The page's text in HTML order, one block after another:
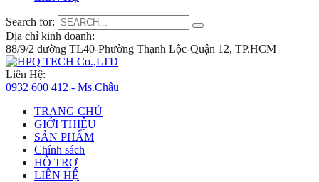
Search for:
Địa chỉ kinh doanh:
88/9/2 đường TL40-Phường Thạnh Lộc-Quận 12, TP.HCM
Liên Hệ:
0932 600 412 - Ms.Châu
TRANG CHỦ
GIỚI THIỆU
SẢN PHẨM
Chính sách
HỖ TRỢ
LIÊN HỆ